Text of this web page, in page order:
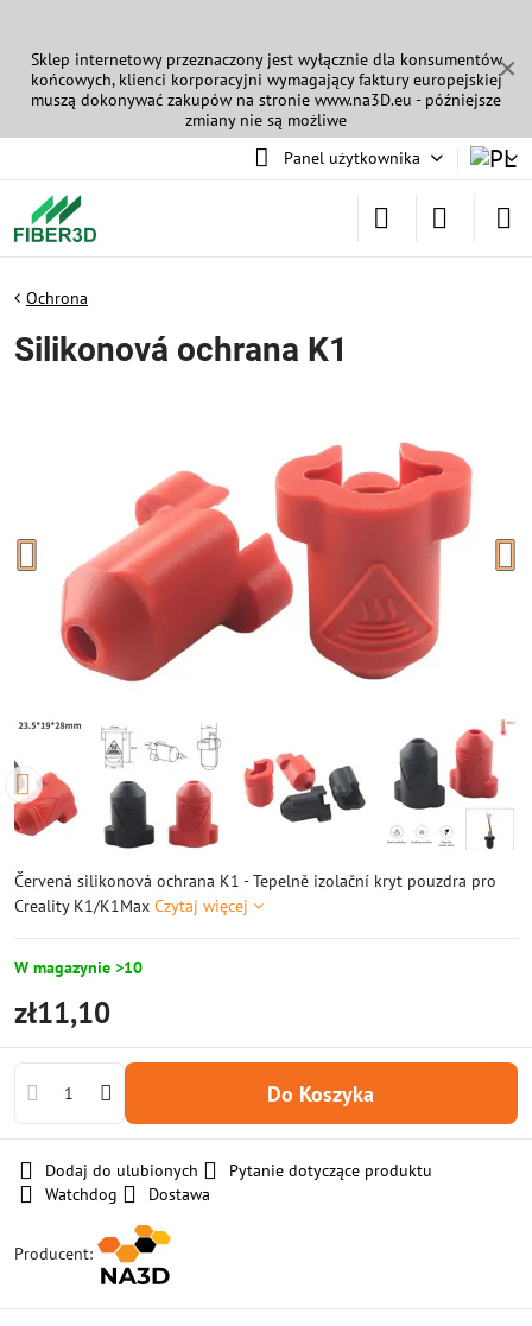
✕
Sklep internetowy przeznaczony jest wyłącznie dla konsumentów
końcowych, klienci korporacyjni wymagający faktury europejskiej
muszą dokonywać zakupów na stronie www.na3D.eu - późniejsze
zmiany nie są możliwe
Panel użytkownika
Ochrona
Silikonová ochrana K1
Červená silikonová ochrana K1 - Tepelně izolační kryt pouzdra pro
Creality K1/K1Max Czytaj więcej
W magazynie >10
zł11,10
Do Koszyka
Dodaj do ulubionych
Pytanie dotyczące produktu
Watchdog
Dostawa
Producent: